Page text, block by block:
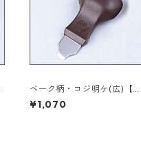
ベーク柄・コジ明ケ(広)【A
RT49310】
¥1,070